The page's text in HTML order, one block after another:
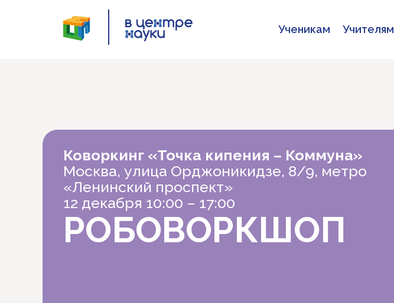
Ученикам Учителям
Коворкинг «Точка кипения – Коммуна»
Москва, улица Орджоникидзе, 8/9, метро
«Ленинский проспект»
12 декабря 10:00 – 17:00
РОБОВОРКШОП